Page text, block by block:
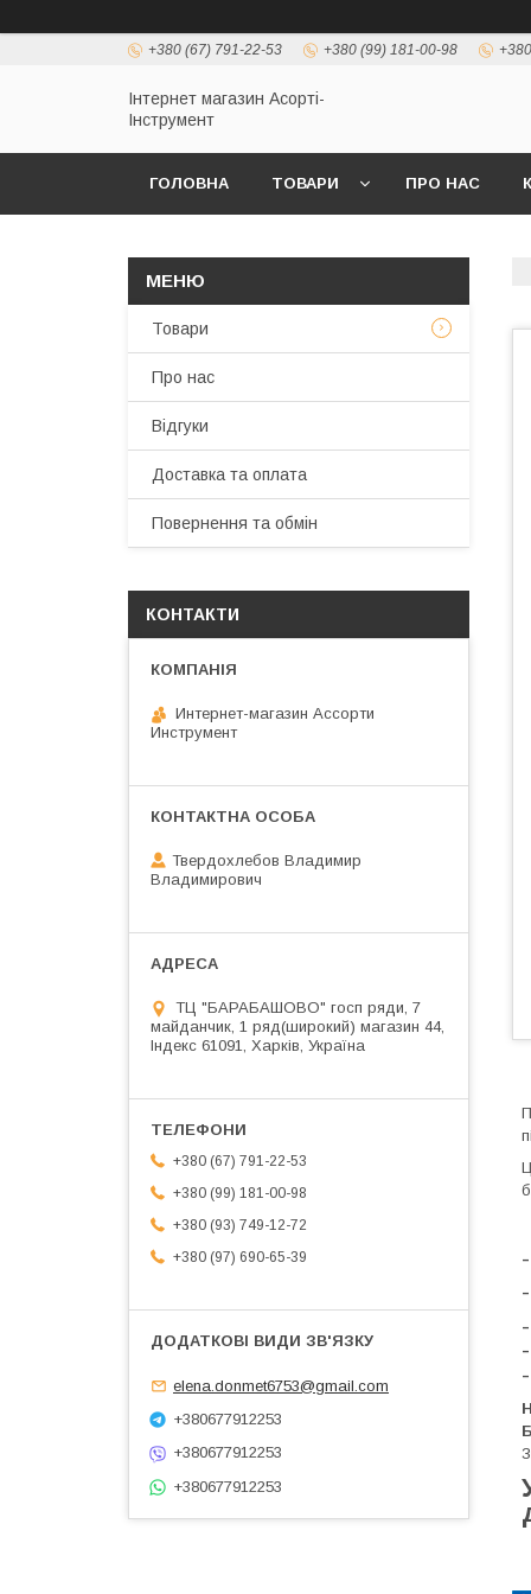
+380 (67) 791-22-53 +380 (99) 181-00-98
Інтернет магазин Асорті-
Інструмент
ГОЛОВНА ТОВАРИ ПРО НАС
Товари
Про нас
Відгуки
Доставка та оплата
Повернення та обмін
КОНТАКТИ
Интернет-магазин Ассорти
Инструмент
Твердохлебов Владимир
Владимирович
ТЦ "БАРАБАШОВО" госп ряди, 7
майданчик, 1 ряд(широкий) магазин 44,
Індекс 61091, Харків, Україна
+380 (67) 791-22-53
+380 (99) 181-00-98
+380 (93) 749-12-72
+380 (97) 690-65-39
elena.donmet6753@gmail.com
+380677912253
+380677912253
+380677912253